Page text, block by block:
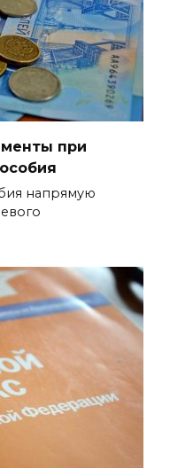
сегодня в
Ростовской
БПЛА
капусту,
давалась:
при
напрямую